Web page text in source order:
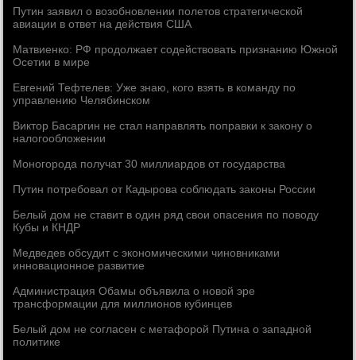
Путин заявил о возобновлении полетов стратегической
авиации в ответ на действия США
Матвиенко: РФ продолжает содействовать признанию Южной
Осетии в мире
Евгений Тефтелев: Уже знаю, кого взять в команду по
управлению Челябинском
Виктор Басаргин не стал направлять поправки к закону о
налогообложении
Моногорода получат 30 миллиардов от государства
Путин потребовал от Кадырова соблюдать законы России
Белый дом не ставит в один ряд свои опасения по поводу
Кубы и КНДР
Медведев обсудит с экономическими чиновниками
инновационное развитие
Администрация Обамы объявила о новой эре
трансформации для миллионов кубинцев
Белый дом не согласен с метафорой Путина о западной
политике